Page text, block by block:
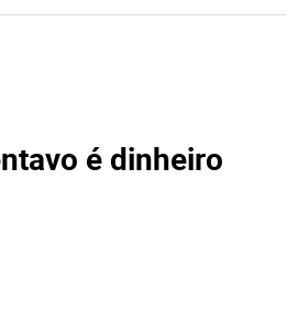
é dinheiro